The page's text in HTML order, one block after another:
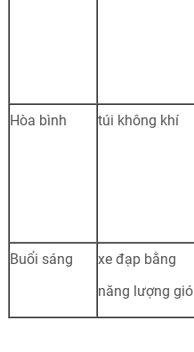
Hòa bình túi không khí
Buổi sáng
xe đạp bằng
năng lượng gió